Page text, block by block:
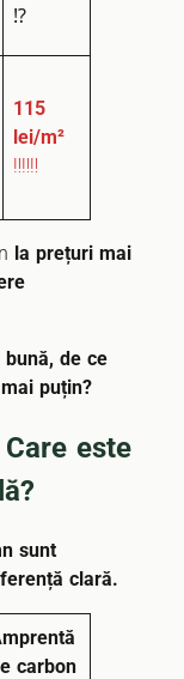
⁉️
115
lei/m²
‼️‼️‼️
la prețuri mai
de ce
puțin?
este
sunt
clară.
carbon